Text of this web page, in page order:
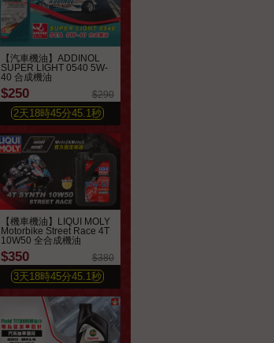
【汽車機油】ADDINOL
SUPER LIGHT 0540 5W-
40 合成機油
$250 $290
2天18時45分43.3 秒
【機車機油】LIQUI MOLY
Motorbike Street Race 4T
10W50 全合成機油
$350 $380
3天18時45分43.3 秒